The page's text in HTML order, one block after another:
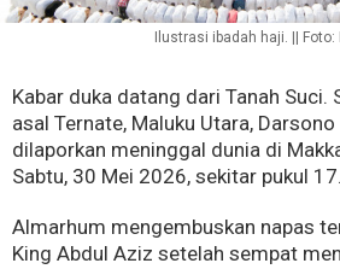
Ilustrasi ibadah haji. || Foto:
Kabar duka datang dari Tanah Suci.
asal Ternate, Maluku Utara,
dilaporkan meninggal dunia di
Sabtu, 30 Mei 2026, sekitar pukul
Almarhum mengembuskan napas
King Abdul Aziz setelah sempat